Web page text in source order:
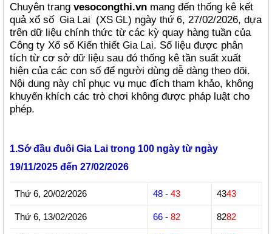
Chuyên trang vesocongthi.vn mang đến thống kê kết
quả xổ số Gia Lai (XS GL) ngày thứ 6, 27/02/2026, dựa
trên dữ liệu chính thức từ các kỳ quay hàng tuần của
Công ty Xổ số Kiến thiết Gia Lai. Số liệu được phân
tích từ cơ sở dữ liệu sau đó thống kê tần suất xuất
hiện của các con số để người dùng dễ dàng theo dõi.
Nội dung này chỉ phục vụ mục đích tham khảo, không
khuyến khích các trò chơi không được pháp luật cho
phép.
1.Sớ đầu đuôi Gia Lai trong 100 ngày từ ngày
19/11/2025 đến 27/02/2026
Thứ 6, 20/02/2026 48 - 43 4343
Thứ 6, 13/02/2026 66 - 82 8282